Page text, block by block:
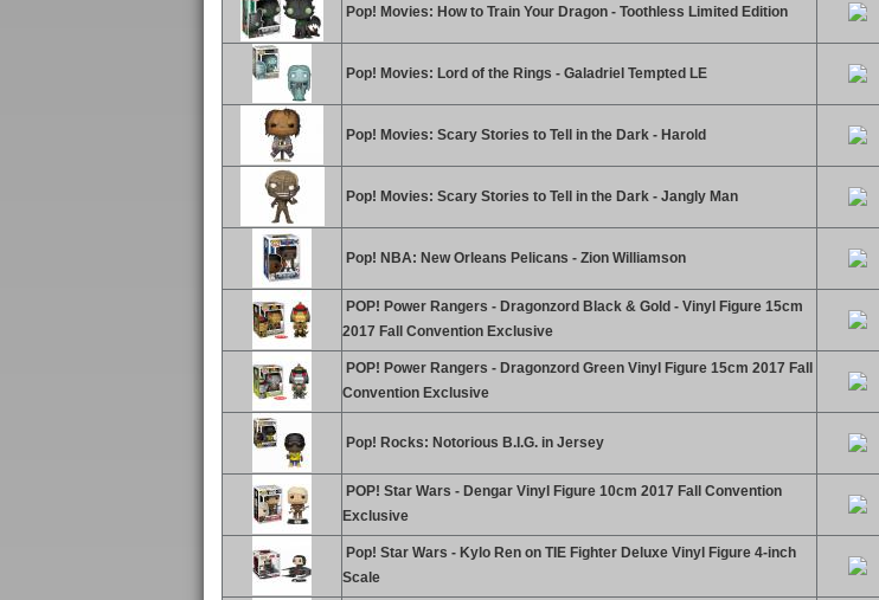
Pop! Movies: How to Train Your Dragon - Toothless Limited Edition
Pop! Movies: Lord of the Rings - Galadriel Tempted LE
Pop! Movies: Scary Stories to Tell in the Dark - Harold
Pop! Movies: Scary Stories to Tell in the Dark - Jangly Man
Pop! NBA: New Orleans Pelicans - Zion Williamson
POP! Power Rangers - Dragonzord Black & Gold - Vinyl Figure 15cm
2017 Fall Convention Exclusive
POP! Power Rangers - Dragonzord Green Vinyl Figure 15cm 2017 Fall
Convention Exclusive
Pop! Rocks: Notorious B.I.G. in Jersey
POP! Star Wars - Dengar Vinyl Figure 10cm 2017 Fall Convention
Exclusive
Pop! Star Wars - Kylo Ren on TIE Fighter Deluxe Vinyl Figure 4-inch
Scale